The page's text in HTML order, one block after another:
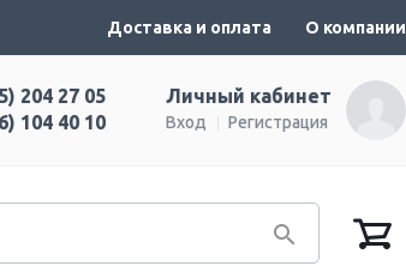
Доставка и оплата О компании
Личный кабинет
Вход Регистрация
204 27 05
104 40 10